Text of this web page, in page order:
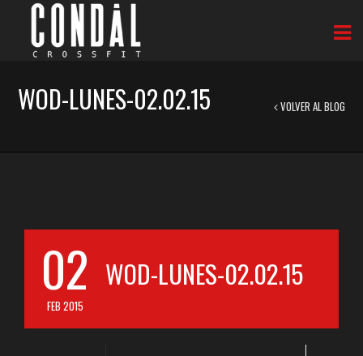
WOD-LUNES-02.02.15 VOLVER AL BLOG
02
FEB 2015
WOD-LUNES-02.02.15